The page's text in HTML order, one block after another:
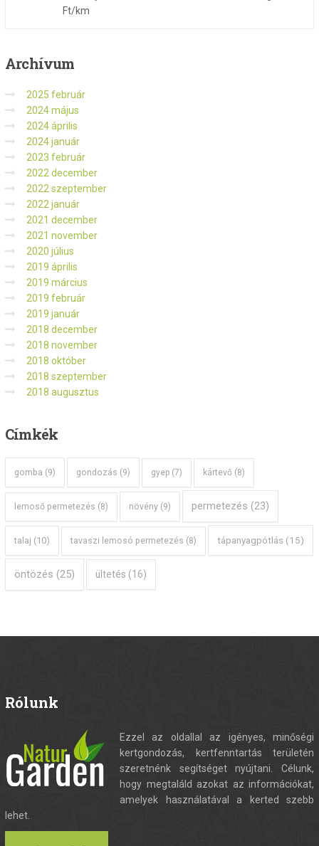
Ft/km
Archívum
2025 február
2024 május
2024 április
2024 január
2023 február
2022 december
2022 szeptember
2022 január
2021 december
2021 november
2020 július
2019 április
2019 március
2019 február
2019 január
2018 december
2018 november
2018 október
2018 szeptember
2018 augusztus
Címkék
gomba (9) gondozás (9) gyep (7) kártevő (8)
lemoső permetezés (8) növény (9) permetezés (23)
talaj (10) tavaszi lemosó permetezés (8) tápanyagpótlás (15)
öntözés (25) ültetés (16)
Rólunk
Ezzel az oldallal az igényes, minőségi
kertgondozás, kertfenntartás területén
szeretnénk segítséget nyújtani. Célunk,
hogy megtaláld azokat az információkat,
amelyek használatával a kerted szebb
lehet.